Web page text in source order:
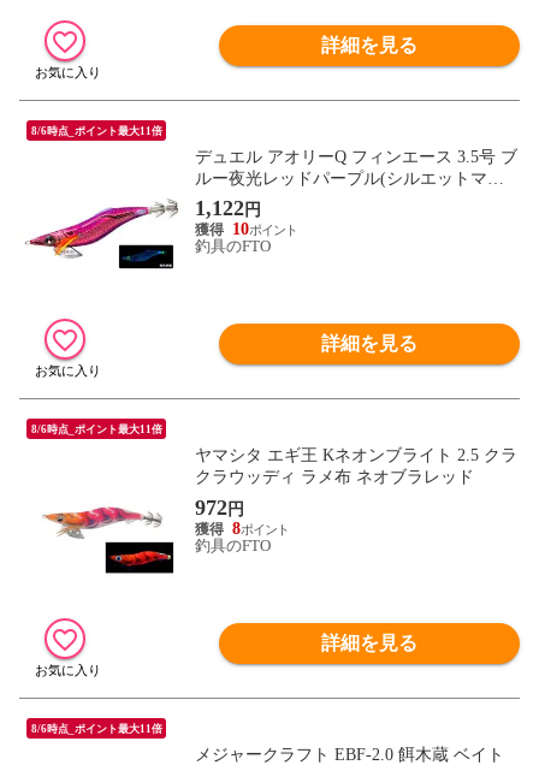
詳細を見る
8/6時点_ポイント最大11倍
デュエル アオリーQ フィンエース 3.5号 ブ
ルー夜光レッドパープル(シルエットマス
ター) / エギング エギ ヨーヅリ
1,122円
10
釣具のFTO
詳細を見る
8/6時点_ポイント最大11倍
ヤマシタ エギ王 Kネオンブライト 2.5 クラ
クラウッディ ラメ布 ネオブラレッド
972円
8
釣具のFTO
詳細を見る
8/6時点_ポイント最大11倍
メジャークラフト EBF-2.0 餌木蔵 ベイト